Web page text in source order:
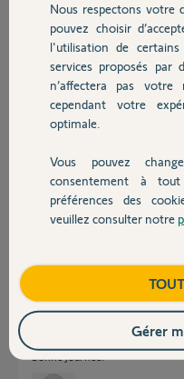
Chauffage
Autres produits
Devis avec un pro
Contact
ci servant actuellement à
Merci d'avance de votre
Cordialement
Michel V.
il y a plus de 6 ans
Participer
Réponses
bonjour,
Les codes sont uniques, et, ne
Les codes de ma TC blanches
Bonne journée.
Nous respectons votre
pouvez choisir
l'utilisation de
services proposés par
n’affectera pas
cependant votre
optimale.
Vous pouvez
consentement à
préférences des
veuillez consulter notre
Gérer